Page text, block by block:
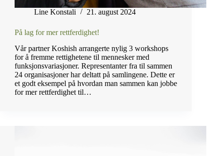
Line Konstali 21. august 2024
På lag for mer rettferdighet!
Vår partner Koshish arrangerte nylig 3 workshops
for å fremme rettighetene til mennesker med
funksjonsvariasjoner. Representanter fra til sammen
24 organisasjoner har deltatt på samlingene. Dette er
et godt eksempel på hvordan man sammen kan jobbe
for mer rettferdighet til…